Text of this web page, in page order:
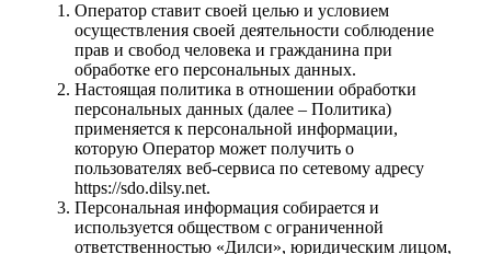
Оператор ставит своей целью и условием
осуществления своей деятельности соблюдение
прав и свобод человека и гражданина при
обработке его персональных данных.
Настоящая политика в отношении обработки
персональных данных (далее – Политика)
применяется к персональной информации,
которую Оператор может получить о
пользователях веб-сервиса по сетевому адресу
https://sdo.dilsy.net.
Персональная информация собирается и
используется обществом с ограниченной
ответственностью «Дилси», юридическим лицом,